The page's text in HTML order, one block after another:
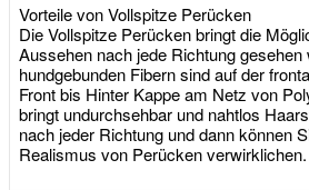
Vorteile von Vollspitze Perücken
Die Vollspitze Perücken bringt die
Aussehen nach jede Richtung gesehen
hundgebunden Fibern sind auf der
Front bis Hinter Kappe am Netz von
bringt undurchsehbar und nahtlos
nach jeder Richtung und dann können
Realismus von Perücken verwirklichen.